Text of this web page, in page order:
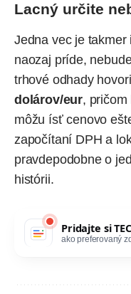
Lacný určite
Jedna vec je takmer
naozaj príde,
trhové odhady
dolárov/eur, pričom
môžu ísť cenovo
započítaní DPH a
pravdepodobne o
histórii.
Pridajte si
ako preferovaný